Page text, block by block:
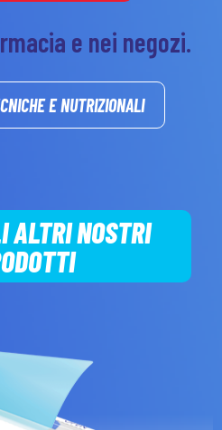
e nei negozi.
E NUTRIZIONALI
ALTRI NOSTRI